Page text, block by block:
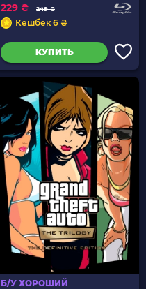
249 ₴
229 ₴
Кешбек 6 ₴
КУПИТЬ
Б/У ХОРОШИЙ